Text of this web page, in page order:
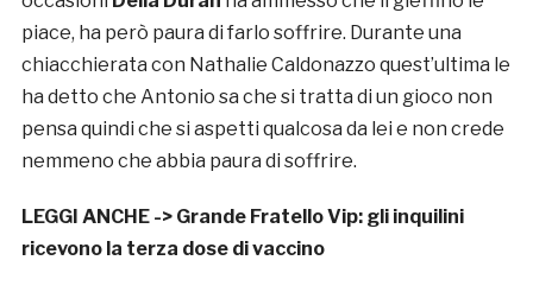
piace, ha però paura di farlo soffrire. Durante una
chiacchierata con Nathalie Caldonazzo quest’ultima le
ha detto che Antonio sa che si tratta di un gioco non
pensa quindi che si aspetti qualcosa da lei e non crede
nemmeno che abbia paura di soffrire.
LEGGI ANCHE -> Grande Fratello Vip: gli inquilini
ricevono la terza dose di vaccino